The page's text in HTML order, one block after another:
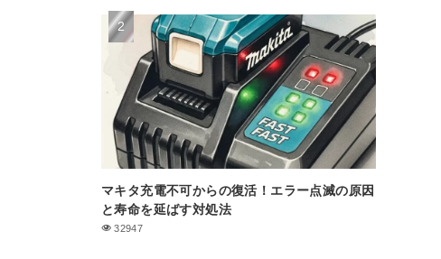
マキタ充電不可からの復活！エラー点滅の原因
と寿命を延ばす対処法
32947